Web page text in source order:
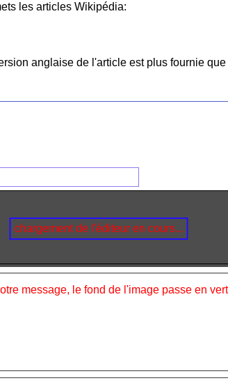
les articles Wikipédia:
anglaise de l'article est plus fournie
chargement de l'éditeur en cours...
message, le fond de l'image passe en